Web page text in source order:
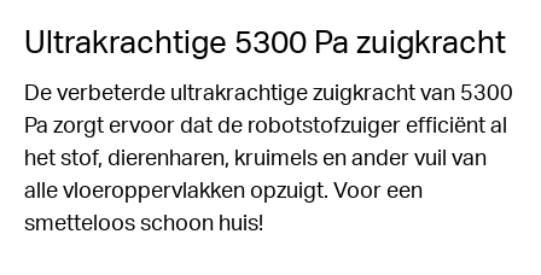
Ultrakrachtige 5300 Pa zuigkracht
De verbeterde ultrakrachtige zuigkracht van 5300
Pa zorgt ervoor dat de robotstofzuiger efficiënt al
het stof, dierenharen, kruimels en ander vuil van
alle vloeroppervlakken opzuigt. Voor een
smetteloos schoon huis!